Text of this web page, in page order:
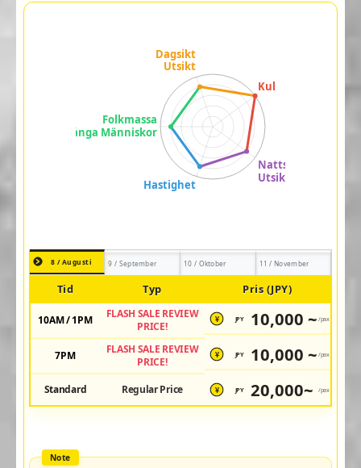
8 / Augusti 9 / September 10 / Oktober 11 / November
Tid Typ Pris (JPY)
10AM / 1PM
FLASH SALE REVIEW
PRICE!
¥ JPY 10,000 ~ /pax
7PM
FLASH SALE REVIEW
PRICE!
¥ JPY 10,000 ~ /pax
Standard Regular Price ¥ JPY 20,000~ /pax